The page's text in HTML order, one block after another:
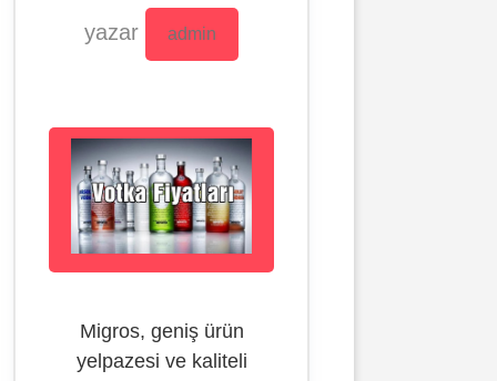
yazar admin
Migros, geniş ürün
yelpazesi ve kaliteli